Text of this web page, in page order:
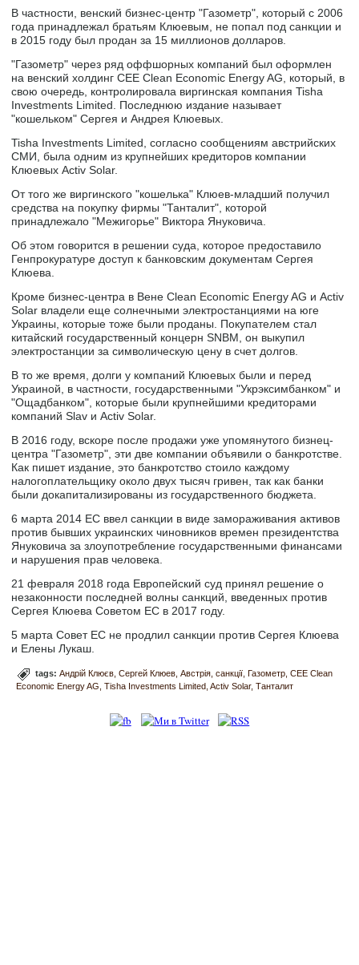
В частности, венский бизнес-центр "Газометр", который с 2006
года принадлежал братьям Клюевым, не попал под санкции и
в 2015 году был продан за 15 миллионов долларов.
"Газометр" через ряд оффшорных компаний был оформлен
на венский холдинг CEE Clean Economic Energy AG, который, в
свою очередь, контролировала виргинская компания Tisha
Investments Limited. Последнюю издание называет
"кошельком" Сергея и Андрея Клюевых.
Tisha Investments Limited, согласно сообщениям австрийских
СМИ, была одним из крупнейших кредиторов компании
Клюевых Activ Solar.
От того же виргинского "кошелька" Клюев-младший получил
средства на покупку фирмы "Танталит", которой
принадлежало "Межигорье" Виктора Януковича.
Об этом говорится в решении суда, которое предоставило
Генпрокуратуре доступ к банковским документам Сергея
Клюева.
Кроме бизнес-центра в Вене Clean Economic Energy AG и Activ
Solar владели еще солнечными электростанциями на юге
Украины, которые тоже были проданы. Покупателем стал
китайский государственный концерн SNBM, он выкупил
электростанции за символическую цену в счет долгов.
В то же время, долги у компаний Клюевых были и перед
Украиной, в частности, государственными "Укрэксимбанком" и
"Ощадбанком", которые были крупнейшими кредиторами
компаний Slav и Activ Solar.
В 2016 году, вскоре после продажи уже упомянутого бизнец-
центра "Газометр", эти две компании объявили о банкротстве.
Как пишет издание, это банкротство стоило каждому
налогоплательщику около двух тысяч гривен, так как банки
были докапитализированы из государственного бюджета.
6 марта 2014 ЕС ввел санкции в виде замораживания активов
против бывших украинских чиновников времен президентства
Януковича за злоупотребление государственными финансами
и нарушения прав человека.
21 февраля 2018 года Европейский суд принял решение о
незаконности последней волны санкций, введенных против
Сергея Клюева Советом ЕС в 2017 году.
5 марта Совет ЕС не продлил санкции против Сергея Клюева
и Елены Лукаш.
tags:Андрій Клюєв Сергей Клюев Австрія санкції Газометр CEE Clean
Economic Energy AG
Tisha Investments Limited Activ Solar Танталит